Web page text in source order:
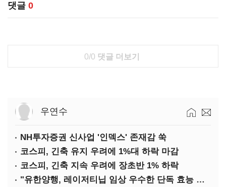
댓글 0
0/0 댓글 더보기
우연수
NH투자증권 신사업 '인덱스' 존재감 쑥
코스피, 긴축 유지 우려에 1%대 하락 마감
코스피, 긴축 지속 우려에 장초반 1% 하락
"유한양행, 레이저티닙 임상 우수한 단독 효능 입증"-대신